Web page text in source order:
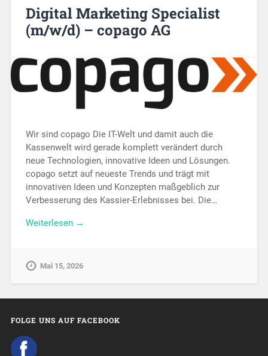
Digital Marketing Specialist
(m/w/d) – copago AG
Wir sind copago Die IT-Welt und damit auch die
Kassenwelt wird gerade komplett verändert durch
neue Technologien, innovative Ideen und Lösungen.
copago setzt auf neueste Trends und trägt mit
innovativen Ideen und Konzepten maßgeblich zur
Verbesserung des Kassier-Erlebnisses bei. Die…
Weiterlesen →
Mai 15, 2026
FOLGE UNS AUF FACEBOOK